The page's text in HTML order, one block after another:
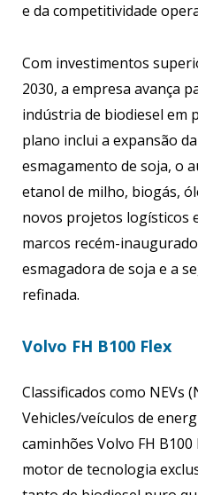
e da competitividade
Com investimentos
2030, a empresa avança
indústria de biodiesel em
plano inclui a expansão
esmagamento de soja, o
etanol de milho, biogás,
novos projetos logísticos
marcos recém-
esmagadora de soja e a
refinada.
Volvo FH B100 Flex
Classificados como NEVs
Vehicles/veículos de
caminhões Volvo FH
motor de tecnologia